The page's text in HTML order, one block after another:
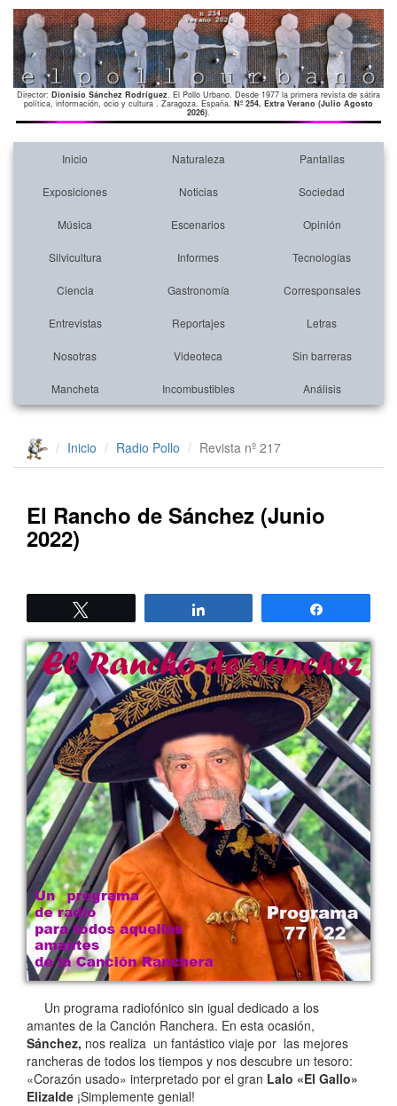
Director: Dionisio Sánchez Rodríguez. El Pollo Urbano. Desde 1977 la primera revista de sátira
política, información, ocio y cultura . Zaragoza. España. Nº 254. Extra Verano (Julio Agosto
2026).
Inicio Naturaleza Pantallas
Exposiciones Noticias Sociedad
Música Escenarios Opinión
Silvicultura Informes Tecnologías
Ciencia Gastronomía Corresponsales
Entrevistas Reportajes Letras
Nosotras Videoteca Sin barreras
Mancheta Incombustibles Análisis
Inicio Radio Pollo Revista nº 217
El Rancho de Sánchez (Junio
2022)
Un programa radiofónico sin igual dedicado a los
amantes de la Canción Ranchera. En esta ocasión,
Sánchez, nos realiza un fantástico viaje por las mejores
rancheras de todos los tiempos y nos descubre un tesoro:
«Corazón usado» interpretado por el gran Lalo «El Gallo»
Elizalde ¡Simplemente genial!